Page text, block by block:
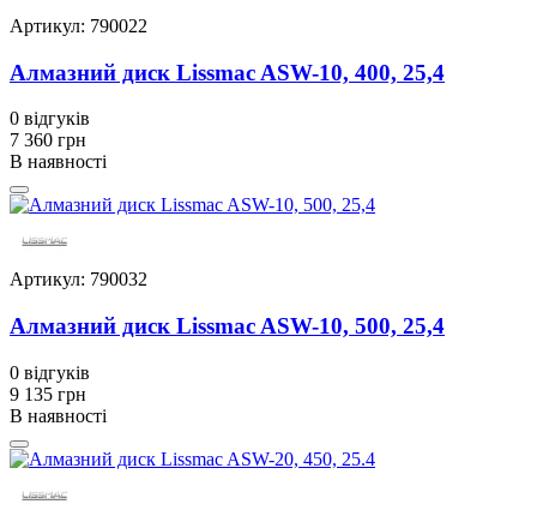
Артикул: 790022
Алмазний диск Lissmac ASW-10, 400, 25,4
0 відгуків
7 360 грн
В наявності
Артикул: 790032
Алмазний диск Lissmac ASW-10, 500, 25,4
0 відгуків
9 135 грн
В наявності